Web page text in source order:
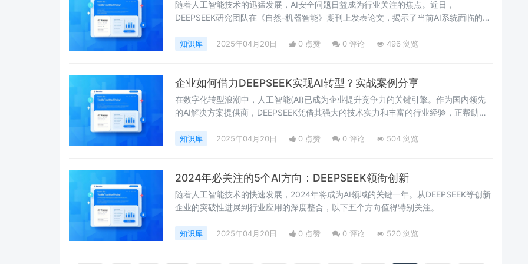
随着人工智能技术的迅猛发展，AI安全问题日益成为行业关注的焦点。近日，
DEEPSEEK研究团队在《自然-机器智能》期刊上发表论文，揭示了当前AI系统面临的新
展。
知识库 2025年04月20日 0 点赞 0 评论 496 浏览
企业如何借力DEEPSEEK实现AI转型？实战案例分享
在数字化转型浪潮中，人工智能(AI)已成为企业提升竞争力的关键引擎。作为国内领先
的AI解决方案提供商，DEEPSEEK凭借其强大的技术实力和丰富的行业经验，正帮助众
实战案例。
知识库 2025年04月20日 0 点赞 0 评论 504 浏览
2024年必关注的5个AI方向：DEEPSEEK领衔创新
随着人工智能技术的快速发展，2024年将成为AI领域的关键一年。从DEEPSEEK等创新
企业的突破性进展到行业应用的深度整合，以下五个方向值得特别关注。
知识库 2025年04月20日 0 点赞 0 评论 520 浏览